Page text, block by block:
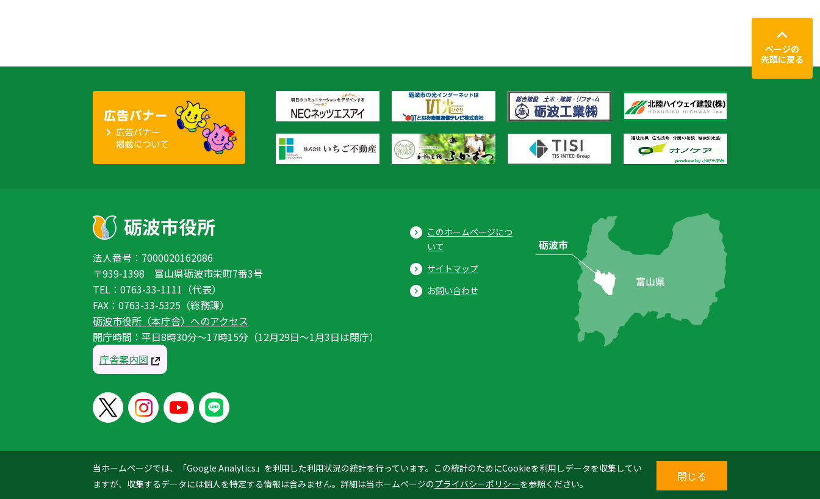
当ホームページでは、「Google Analytics」を利用した利用状況の統計を行っています。この統計のためにCookieを利用しデータを収集してい
ますが、収集するデータには個人を特定する情報は含みません。詳細は当ホームページのプライバシーポリシーを参照ください。
閉じる
ページの
先頭に戻る
法人番号：7000020162086
〒939-1398 富山県砺波市栄町7番3号
TEL：0763-33-1111（代表）
FAX：0763-33-5325（総務課）
砺波市役所（本庁舎）へのアクセス
開庁時間：平日8時30分〜17時15分（12月29日〜1月3日は閉庁）
庁舎案内図
このホームページにつ
いて
サイトマップ
お問い合わせ
© 2026 Tonami City